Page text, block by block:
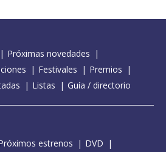
Próximas novedades
Festivales
Premios
Listas Guía / directorio
estrenos
DVD